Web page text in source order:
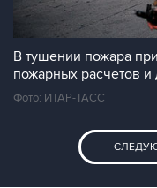
В тушении пожара
пожарных расчетов и
Фото: ИТАР-ТАСС